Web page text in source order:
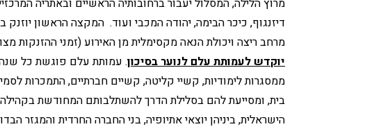
דיזנגוף, כיכר הבימה, יהודה המכבי ועוד.
מרחב ריצה ויכולת הנאה מקסימלית מן האירוע (זמני ההזנקות
יוקדש לעמותת עלם לנוער בסיכון
הישראלית, ביניהן יוצאי אתיופיה, בני החברה החרדית והמגזר